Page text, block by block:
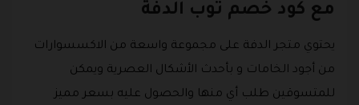
مع كود خصم ثوب الدفة
يحتوي متجر الدفة على مجموعة واسعة من الاكسسوارات
من أجود الخامات و بأحدث الأشكال العصرية ويمكن
للمتسوقين طلب أي منها والحصول عليه بسعر مميز